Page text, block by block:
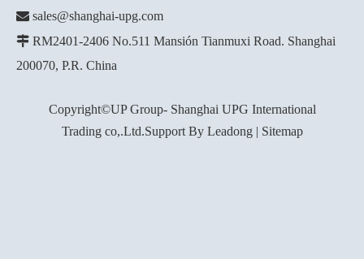
 sales@shanghai-upg.com
 RM2401-2406 No.511 Mansión Tianmuxi Road. Shanghai
200070, P.R. China
Copyright©UP Group- Shanghai UPG International
Trading co,.Ltd.Support By Leadong| Sitemap